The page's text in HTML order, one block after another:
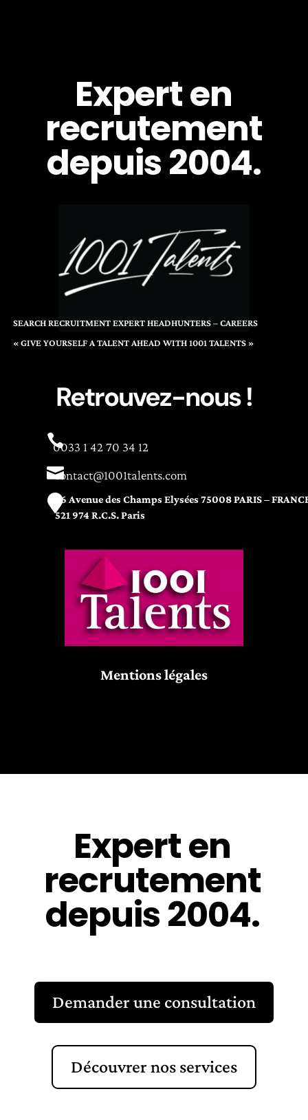
Expert en
recrutement
depuis 2004.
SEARCH RECRUITMENT EXPERT HEADHUNTERS – CAREERS
« GIVE YOURSELF A TALENT AHEAD WITH 1001 TALENTS »
Retrouvez-nous !
0033 1 42 70 34 12
contact@1001talents.com
76 Avenue des Champs Elysées 75008 PARIS –
521 974 R.C.S. Paris



Mentions légales
Expert en
recrutement
depuis 2004.
Demander une consultation
Découvrer nos services